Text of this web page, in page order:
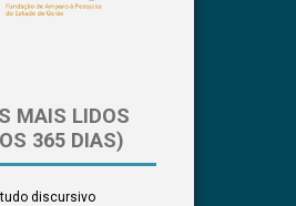
MAIS LIDOS
365 DIAS)
discursivo